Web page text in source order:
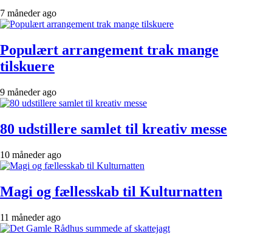
7 måneder ago
Populært arrangement trak mange
tilskuere
9 måneder ago
80 udstillere samlet til kreativ messe
10 måneder ago
Magi og fællesskab til Kulturnatten
11 måneder ago